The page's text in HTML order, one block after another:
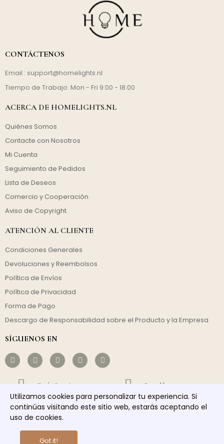
CONTÁCTENOS
Email : support@homelights.nl
Tiempo de Trabajo: Mon - Fri 9:00 - 18:00
ACERCA DE HOMELIGHTS.NL
Quiénes Somos
Contacte con Nosotros
Mi Cuenta
Seguimiento de Pedidos
Lista de Deseos
Comercio y Cooperación
Aviso de Copyright
ATENCIÓN AL CLIENTE
Condiciones Generales
Devoluciones y Reembolsos
Política de Envíos
Política de Privacidad
Forma de Pago
Descargo de Responsabilidad sobre el Producto y la Empresa
SÍGUENOS EN
Envío Gratuito Rentable
Envío Rápido Servicio Responsable
Utilizamos cookies para personalizar tu experiencia. Si
continúas visitando este sitio web, estarás aceptando el
uso de cookies.
Got it!